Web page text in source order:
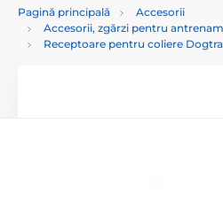
Pagină principală
Accesorii
Accesorii, zgărzi pentru
Receptoare pentru coliere